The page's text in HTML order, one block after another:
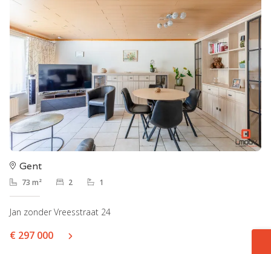
Gent
73 m² 2 1
Jan zonder Vreesstraat 24
€ 297 000